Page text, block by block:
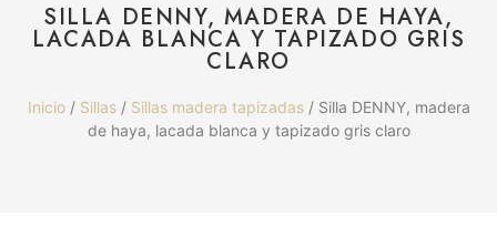
SILLA DENNY, MADERA DE HAYA,
LACADA BLANCA Y TAPIZADO GRIS
CLARO
Inicio/ Sillas/ Sillas madera tapizadas/ Silla DENNY, madera
de haya, lacada blanca y tapizado gris claro